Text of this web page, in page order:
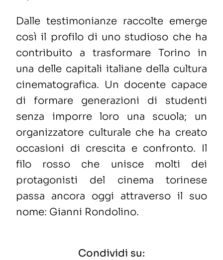
Dalle testimonianze raccolte emerge
così il profilo di uno studioso che ha
contribuito a trasformare Torino in
una delle capitali italiane della cultura
cinematografica. Un docente capace
di formare generazioni di studenti
senza imporre loro una scuola; un
organizzatore culturale che ha creato
occasioni di crescita e confronto. Il
filo rosso che unisce molti dei
protagonisti del cinema torinese
passa ancora oggi attraverso il suo
nome: Gianni Rondolino.
Condividi su: